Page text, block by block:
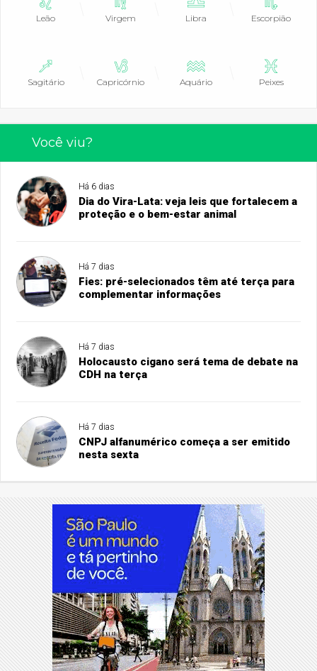
Leão Virgem Libra Escorpião
Sagitário Capricórnio Aquário Peixes
Você viu?
Há 6 dias
Dia do Vira-Lata: veja leis que fortalecem a
proteção e o bem-estar animal
Há 7 dias
Fies: pré-selecionados têm até terça para
complementar informações
Há 7 dias
Holocausto cigano será tema de debate na
CDH na terça
Há 7 dias
CNPJ alfanumérico começa a ser emitido
nesta sexta